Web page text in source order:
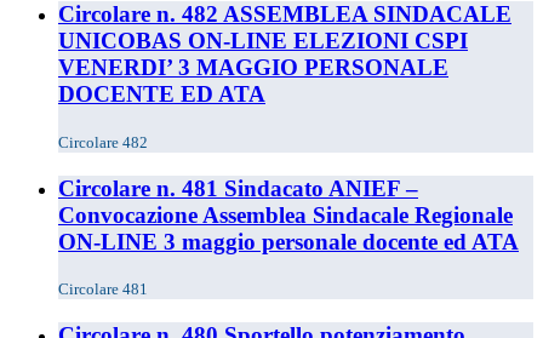
Circolare n. 482 ASSEMBLEA SINDACALE
UNICOBAS ON-LINE ELEZIONI CSPI
VENERDI’ 3 MAGGIO PERSONALE
DOCENTE ED ATA
Circolare 482
Circolare n. 481 Sindacato ANIEF –
Convocazione Assemblea Sindacale Regionale
ON-LINE 3 maggio personale docente ed ATA
Circolare 481